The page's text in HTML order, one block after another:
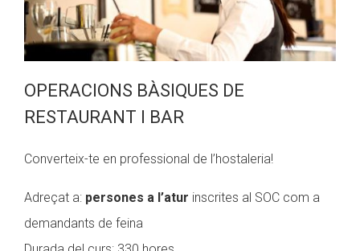
OPERACIONS BÀSIQUES DE
RESTAURANT I BAR
Converteix-te en professional de l’hostaleria!
Adreçat a: persones a l’atur inscrites al SOC com a
demandants de feina